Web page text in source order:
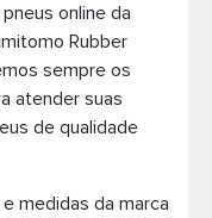
online da
Rubber
sempre os
atender suas
de qualidade
medidas da marca